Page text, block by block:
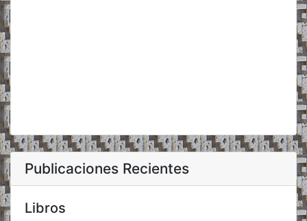
Publicaciones Recientes
Libros